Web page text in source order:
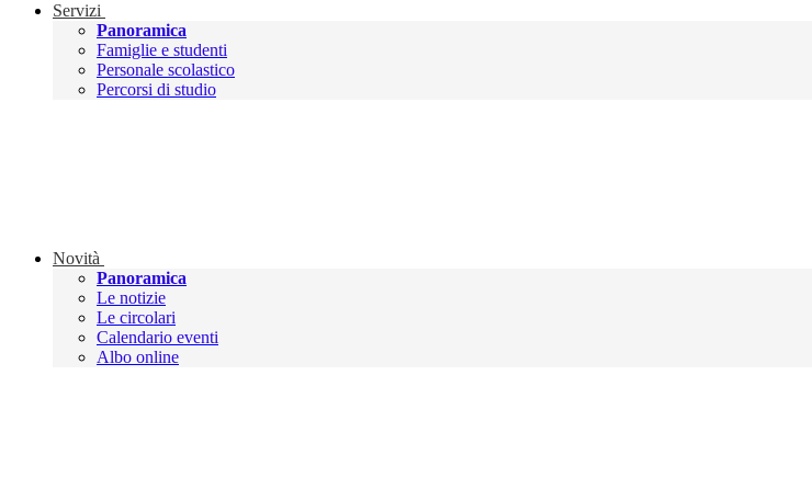
Servizi
Panoramica
Famiglie e studenti
Personale scolastico
Percorsi di studio
Novità
Panoramica
Le notizie
Le circolari
Calendario eventi
Albo online